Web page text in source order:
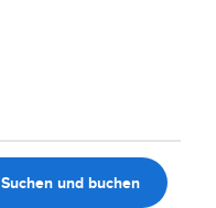
Suchen und buchen